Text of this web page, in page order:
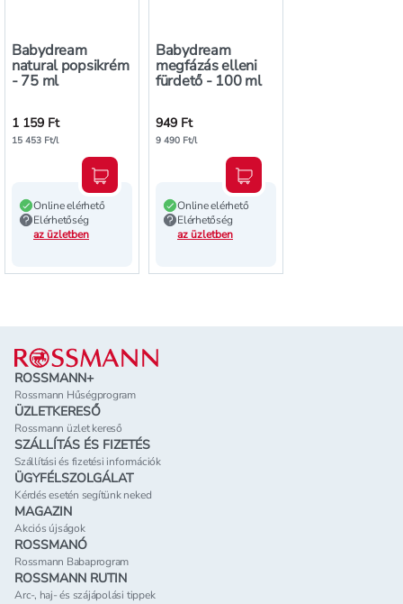
Babydream
natural popsikrém
- 75 ml
1 159 Ft
15 453 Ft/l
Online elérhető
Elérhetőség
az üzletben
Kosárba teszem
Babydream
megfázás elleni
fürdető - 100 ml
949 Ft
9 490 Ft/l
Online elérhető
Elérhetőség
az üzletben
Kosárba teszem
Lábléc
ROSSMANN+
Rossmann Hűségprogram
ÜZLETKERESŐ
Rossmann üzlet kereső
SZÁLLÍTÁS ÉS FIZETÉS
Szállítási és fizetési információk
ÜGYFÉLSZOLGÁLAT
Kérdés esetén segítünk neked
MAGAZIN
Akciós újságok
ROSSMANÓ
Rossmann Babaprogram
ROSSMANN RUTIN
Arc-, haj- és szájápolási tippek